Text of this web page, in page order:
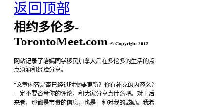
返回顶部
相约多伦多-
TorontoMeet.com
© Copyright 2012
网站记录了语嫣同学移民加拿大后在多伦多的生活的点
点滴滴和经验分享。
“文章内容是否已经过时需要更新？你有补充的内容么？
一定不要吝啬你的评论，和大家分享点什么吧。对于后
来者，那都是宝贵的信息，也是一种对我的鼓励。我希